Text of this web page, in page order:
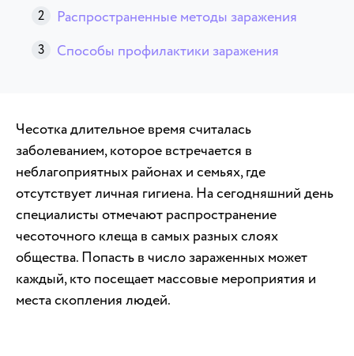
Распространенные методы заражения
Способы профилактики заражения
Чесотка длительное время считалась
заболеванием, которое встречается в
неблагоприятных районах и семьях, где
отсутствует личная гигиена. На сегодняшний день
специалисты отмечают распространение
чесоточного клеща в самых разных слоях
общества. Попасть в число зараженных может
каждый, кто посещает массовые мероприятия и
места скопления людей.